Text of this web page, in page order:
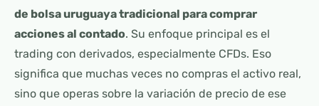
de bolsa uruguaya tradicional para comprar
acciones al contado. Su enfoque principal es el
trading con derivados, especialmente CFDs. Eso
significa que muchas veces no compras el activo real,
sino que operas sobre la variación de precio de ese